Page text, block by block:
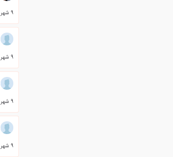
9 شهریور 1391
9 شهریور 1391
9 شهریور 1391
9 شهریور 1391